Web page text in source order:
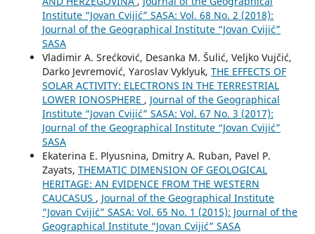
Institute “Jovan Cvijić” SASA: Vol. 68 No. 2 (2018):
Journal of the Geographical Institute “Jovan Cvijić”
SASA
Vladimir A. Srećković, Desanka M. Šulić, Veljko Vujčić,
Darko Jevremović, Yaroslav Vyklyuk, THE EFFECTS OF
SOLAR ACTIVITY: ELECTRONS IN THE TERRESTRIAL
LOWER IONOSPHERE , Journal of the Geographical
Institute “Jovan Cvijić” SASA: Vol. 67 No. 3 (2017):
Journal of the Geographical Institute “Jovan Cvijić”
SASA
Ekaterina E. Plyusnina, Dmitry A. Ruban, Pavel P.
Zayats, THEMATIC DIMENSION OF GEOLOGICAL
HERITAGE: AN EVIDENCE FROM THE WESTERN
CAUCASUS , Journal of the Geographical Institute
“Jovan Cvijić” SASA: Vol. 65 No. 1 (2015): Journal of the
Geographical Institute “Jovan Cvijić” SASA